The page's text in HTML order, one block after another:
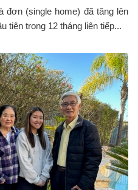
đơn (single home) đã tăng lên
tiên trong 12 tháng liên tiếp...